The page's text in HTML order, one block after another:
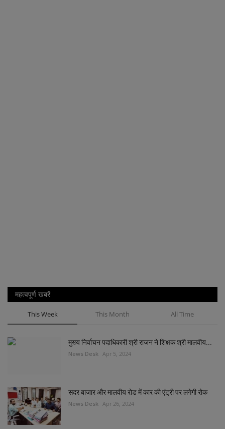
महत्वपूर्ण खबरें
This Week This Month All Time
मुख्य निर्वाचन पदाधिकारी श्री राजन ने शिक्षक श्री मालवीय...
News Desk Apr 5, 2024
सदर बाजार और मालवीय रोड में कार की एंट्री पर लगेगी रोक
News Desk Apr 26, 2024